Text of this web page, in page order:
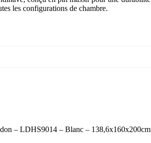
les configurations de chambre.
– LDHS9014 – Blanc –